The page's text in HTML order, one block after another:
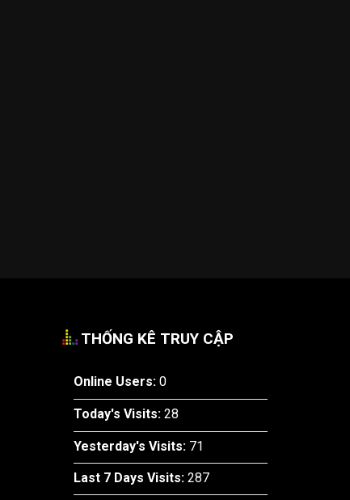
THỐNG KÊ TRUY CẬP
Online Users: 0
Today's Visits: 28
Yesterday's Visits: 71
Last 7 Days Visits: 287